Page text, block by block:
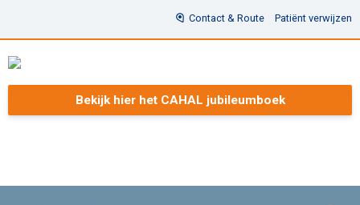
Contact & Route Patiënt verwijzen
Bekijk hier het CAHAL jubileumboek